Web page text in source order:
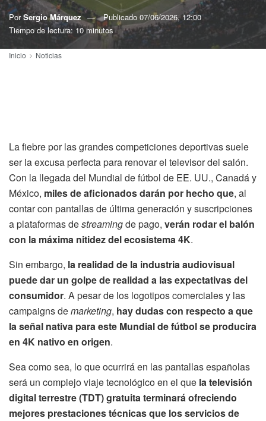
Por Sergio Márquez Publicado 07/06/2026, 12:00
Tiempo de lectura: 10 minutos
Inicio Noticias
La fiebre por las grandes competiciones deportivas suele
ser la excusa perfecta para renovar el televisor del salón.
Con la llegada del Mundial de fútbol de EE. UU., Canadá y
México, miles de aficionados darán por hecho que, al
contar con pantallas de última generación y suscripciones
a plataformas destreamingde pago, verán rodar el balón
con la máxima nitidez del ecosistema 4K.
Sin embargo, la realidad de la industria audiovisual
puede dar un golpe de realidad a las expectativas del
consumidor. A pesar de los logotipos comerciales y las
campaigns demarketing, hay dudas con respecto a que
la señal nativa para este Mundial de fútbol se producira
en 4K nativo en origen.
Sea como sea, lo que ocurrirá en las pantallas españolas
será un complejo viaje tecnológico en el que la televisión
digital terrestre (TDT) gratuita terminará ofreciendo
mejores prestaciones técnicas que los servicios de